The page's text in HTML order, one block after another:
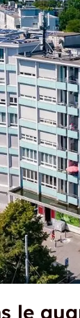
for
le